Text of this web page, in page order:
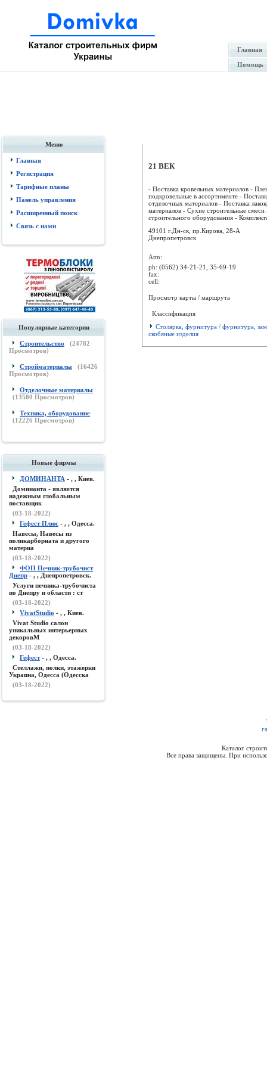
Главная
Помощь
Меню
Главная
Регистрация
Тарифные планы
Панель управления
Расширенный поиск
Связь с нами
Популярные категории
Строительство (24782
Просмотров)
Стройматериалы (16426
Просмотров)
Отделочные материалы
(13500 Просмотров)
Техника, оборудование
(12226 Просмотров)
Новые фирмы
ДОМИНАНТА - , , Киев.
Доминанта - является
надежным глобальным
поставщик
(03-18-2022)
Гефест Плюс - , , Одесса.
Навесы, Навесы из
поликарборната и другого
материа
(03-18-2022)
ФОП Печник-трубочист
Днепр - , , Днепропетровск.
Услуги печника-трубочиста
по Днепру и области : ст
(03-18-2022)
VivatStudio - , , Киев.
Vivat Studio салон
уникальных интерьерных
декоровМ
(03-18-2022)
Гефест- , , Одесса.
Стеллажи, полки, этажерки
Украина, Одесса (Одесска
(03-18-2022)
21 ВЕК
- Поставка кровельных материалов -
подкровельные в ассортименте -
отделочных материалов - Поставка
материалов - Сухие строительные смеси
строительного оборудования -
49101 г.Дн-ск, пр.Кирова, 28-А
Днепропетровск
Attn:
ph: (0562) 34-21-21, 35-69-19
fax:
cell:
Просмотр карты / маршрута
Классификация
Столярка, фурнитура / фурнитура,
скобяные изделия
Каталог
Все права защищены. При